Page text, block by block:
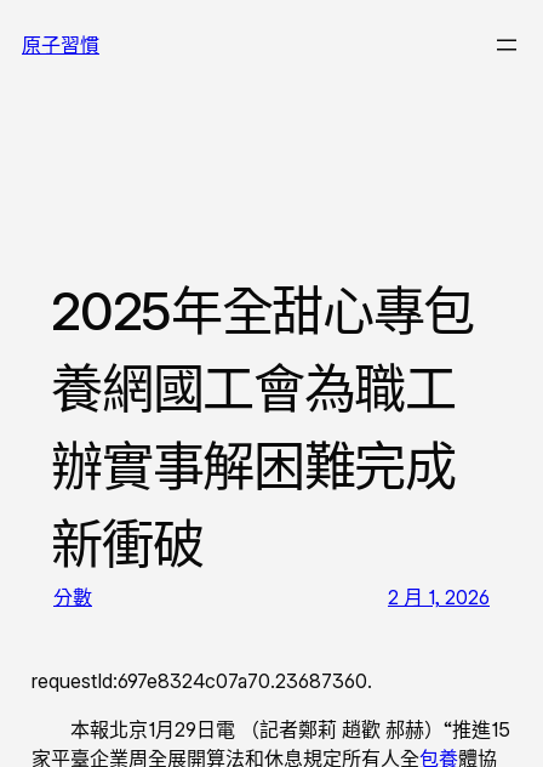
至原子習慣
2025年全甜心專包
養網國工會為職工
辦實事解困難完成
新衝破
分數 2 月 1, 2026
requestId:697e8324c07a70.23687360.
本報北京1月29日電 （記者鄭莉 趙歡 郝赫）“推進15
家平臺企業周全展開算法和休息規定所有人全包養體協